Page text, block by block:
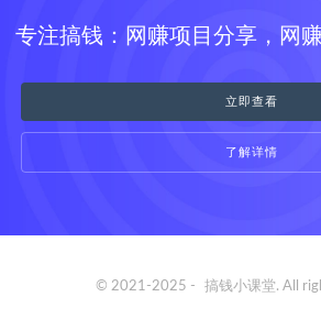
专注搞钱：网赚项目分享，网
立即查看
了解详情
© 2021-2025 - 搞钱小课堂. All